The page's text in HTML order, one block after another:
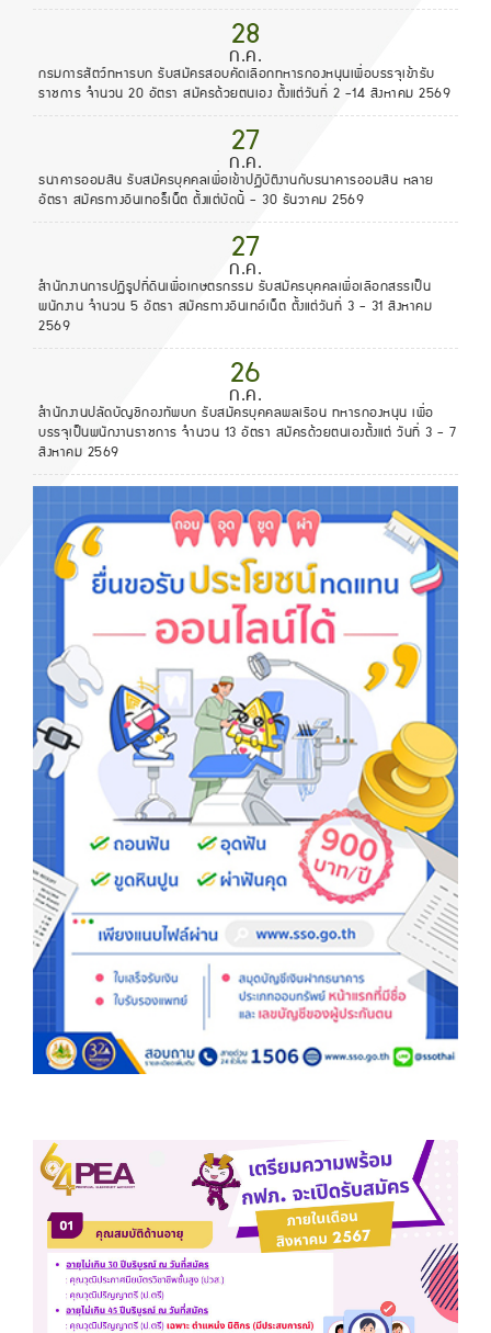
28
ก.ค.
กรมการสัตว์ทหารบก รับสมัครสอบคัดเลือกทหารกองหนุนเพื่อบรรจุเข้ารับ
ราชการ จำนวน 20 อัตรา สมัครด้วยตนเอง ตั้งแต่วันที่ 2 -14 สิงหาคม 2569
27
ก.ค.
ธนาคารออมสิน รับสมัครบุคคลเพื่อเข้าปฏิบัติงานกับธนาคารออมสิน หลาย
อัตรา สมัครทางอินเทอร็เน็ต ตั้งแต่บัดนี้ - 30 ธันวาคม 2569
27
ก.ค.
สำนักงานการปฏิรูปที่ดินเพื่อเกษตรกรรม รับสมัครบุคคลเพื่อเลือกสรรเป็น
พนักงาน จำนวน 5 อัตรา สมัครทางอินเทอ์เน็ต ตั้งแต่วันที่ 3 - 31 สิงหาคม
2569
26
ก.ค.
สำนักงานปลัดบัญชีกองทัพบก รับสมัครบุคคลพลเรือน ทหารกองหนุน เพื่อ
บรรจุเป็นพนักงานราชการ จำนวน 13 อัตรา สมัครด้วยตนเองตั้งแต่ วันที่ 3 - 7
สิงหาคม 2569